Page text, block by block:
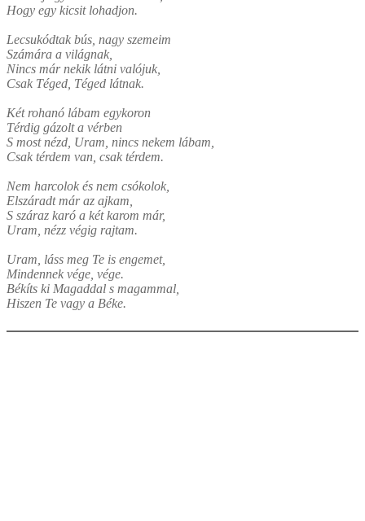
Hogy egy kicsit lohadjon.
Lecsukódtak bús, nagy szemeim
Számára a világnak,
Nincs már nekik látni valójuk,
Csak Téged, Téged látnak.
Két rohanó lábam egykoron
Térdig gázolt a vérben
S most nézd, Uram, nincs nekem lábam,
Csak térdem van, csak térdem.
Nem harcolok és nem csókolok,
Elszáradt már az ajkam,
S száraz karó a két karom már,
Uram, nézz végig rajtam.
Uram, láss meg Te is engemet,
Mindennek vége, vége.
Békíts ki Magaddal s magammal,
Hiszen Te vagy a Béke.